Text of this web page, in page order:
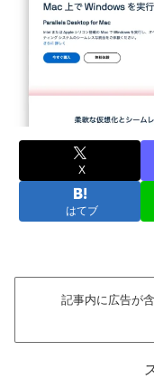
X
はてブ
記事内に広告が